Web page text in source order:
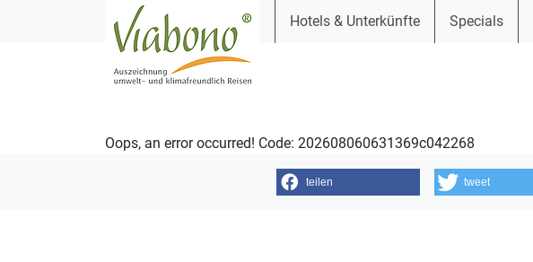
Hotels & Unterkünfte Specials
Oops, an error occurred! Code: 202608060631369c042268
teilen tweet